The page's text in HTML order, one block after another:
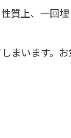
質上、一回
まいます。お